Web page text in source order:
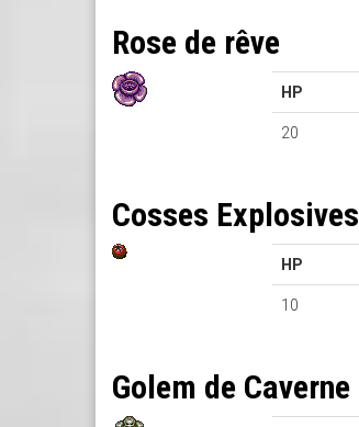
Rose de rêve
HP
20
Cosses Explosives
HP
10
Golem de Caverne